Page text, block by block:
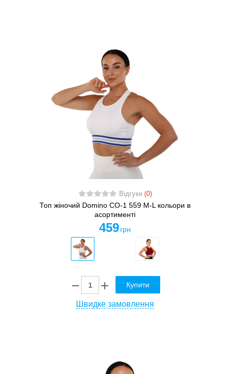
Відгуки (0)
Топ жіночий Domino CO-1 559 M-L кольори в
асортименті
459 грн
Купити
Швидке замовлення